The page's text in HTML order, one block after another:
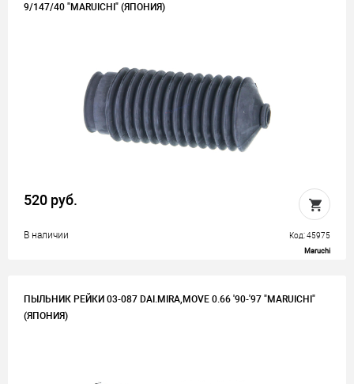
9/147/40 "MARUICHI" (ЯПОНИЯ)
520 руб.
В наличии Код: 45975
Maruchi
ПЫЛЬНИК РЕЙКИ 03-087 DAI.MIRA,MOVE 0.66 '90-'97 "MARUICHI"
(ЯПОНИЯ)